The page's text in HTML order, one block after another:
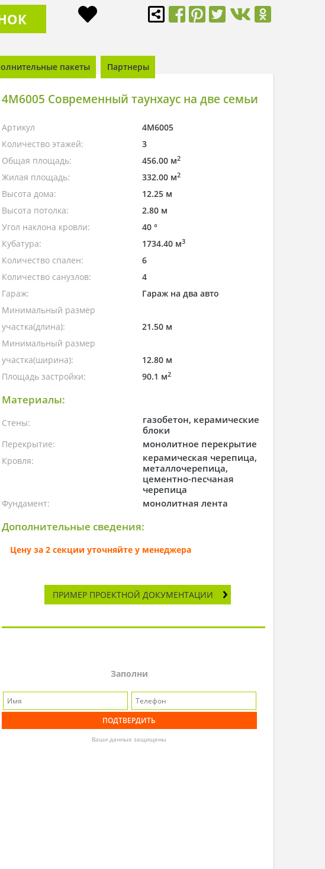
пакеты Партнеры
4M6005 Современный таунхаус на две семьи
Артикул
4M6005
Количество этажей:
3
Общая площадь:
456.00 м2
Жилая площадь: 332.00 м2
Высота дома:
12.25 м
Высота потолка:
2.80 м
Угол наклона кровли:
40 °
Кубатура:
1734.40 м3
Количество спален:
6
Количество санузлов:
4
Гараж:
Гараж на два авто
Минимальный размер
участка(длина):
21.50 м
Минимальный размер
участка(ширина):
12.80 м
Площадь застройки:
90.1 м2
Материалы:
Стены:
газобетон, керамические
блоки
Перекрытие: монолитное перекрытие
Кровля:
керамическая черепица,
металлочерепица,
цементно-песчаная
черепица
Фундамент: монолитная лента
Дополнительные сведения:
Цену за 2 секции уточняйте у менеджера
ПРИМЕР ПРОЕКТНОЙ ДОКУМЕНТАЦИИ
Заполни
Ваши данные защищены